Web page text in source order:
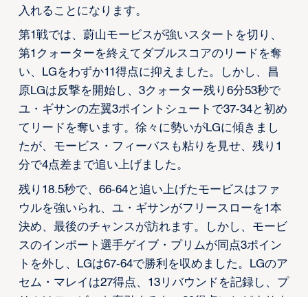
入れることになります。
第1戦では、蔚山モービスが強いスタートを切り、
第1クォーターを終えてダブルスコアのリードを奪
い、LGをわずか11得点に抑えました。しかし、昌
原LGは反撃を開始し、3クォーター残り6分53秒で
ユ・ギサンの左翼3ポイントシュートで37-34と初め
てリードを奪います。徐々に勢いがLGに傾きまし
たが、モービス・フィーバスも粘りを見せ、残り1
分で4点差まで追い上げました。
残り18.5秒で、66-64と追い上げたモービスはファ
ウルを強いられ、ユ・ギサンがフリースローを1本
決め、最後のチャンスが訪れます。しかし、モービ
スのインポート選手ゲイブ・プリムが同点3ポイン
トを外し、LGは67-64で勝利を収めました。LGのア
セム・マレイは27得点、13リバウンドを記録し、プ